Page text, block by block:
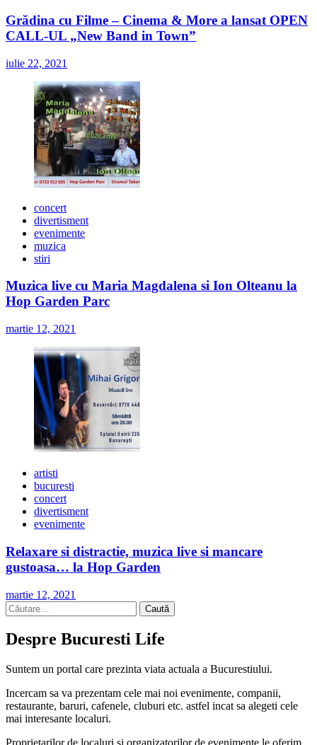
Grădina cu Filme – Cinema & More a lansat OPEN
CALL-UL „New Band in Town”
iulie 22, 2021
concert
divertisment
evenimente
muzica
stiri
Muzica live cu Maria Magdalena si Ion Olteanu la
Hop Garden Parc
martie 12, 2021
artisti
bucuresti
concert
divertisment
evenimente
Relaxare si distractie, muzica live si mancare
gustoasa… la Hop Garden
martie 12, 2021
Caută
după:
Despre Bucuresti Life
Suntem un portal care prezinta viata actuala a Bucurestiului.
Incercam sa va prezentam cele mai noi evenimente, companii,
restaurante, baruri, cafenele, cluburi etc. astfel incat sa alegeti cele
mai interesante localuri.